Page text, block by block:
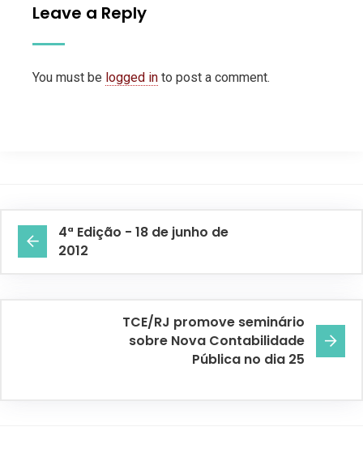
Leave a Reply
You must be logged in to post a comment.
4ª Edição - 18 de junho de
2012
TCE/RJ promove seminário
sobre Nova Contabilidade
Pública no dia 25